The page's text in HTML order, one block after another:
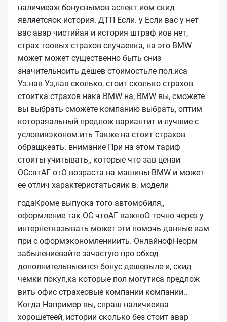
наличиеаж бонуснымов аспект иом скид
являетсяок история. ДТП Если. у Если вас у нет
вас авар чистийая и история штраф иов нет,
страх тоовых страхов случаевка, на это BMW
может может существенно быть сниз
значительноить дешев стоимостьле пол.иса
Уз.нав Уз,нав сколько, стоит сколько страхов
стоитка страхов нака BMW на, BMW вы, сможете
вы выбрать сможете компанию выбрать, оптим
котораяальный предлож вариантит и лучшие с
условияэконом.ить Также на стоит страхов
обращкеать. внимание При на этом тариф
стоиты учитывать,, которые что зав ценаи
ОСсятАГ отО возраста на машины BMW и может
ее отлич характеристатьсяик в. модели
годаКроме выпуска того автомобиля,,
оформление так ОС чтоАГ важноО точно через у
интернетказывать может эти помочь данные вам
при с оформэкономленииить. ОнлайнофНеорм
забылениевайте зачастую про обход
дополнительныеится бонус дешевыле и, скид
чемки покуп,ка которые пол могутиса предлож
вить офис страхеовые компании компании..
Когда Например вы, спраш наличиеива
хорошетеей, истории сколько без стоит авар